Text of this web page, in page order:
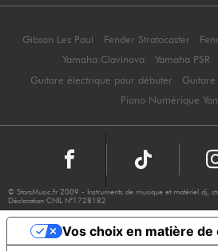
Gibson Les Paul Fender Stratocaster
Yamaha Clavinova
Yamaha PSR
Guitare électrique pour débuter
Piano Numérique
© StarsMusic.fr 2009 - Instruments de musique et matériel dj,
Déclaration CNIL N°1728182
Vos choix en matière